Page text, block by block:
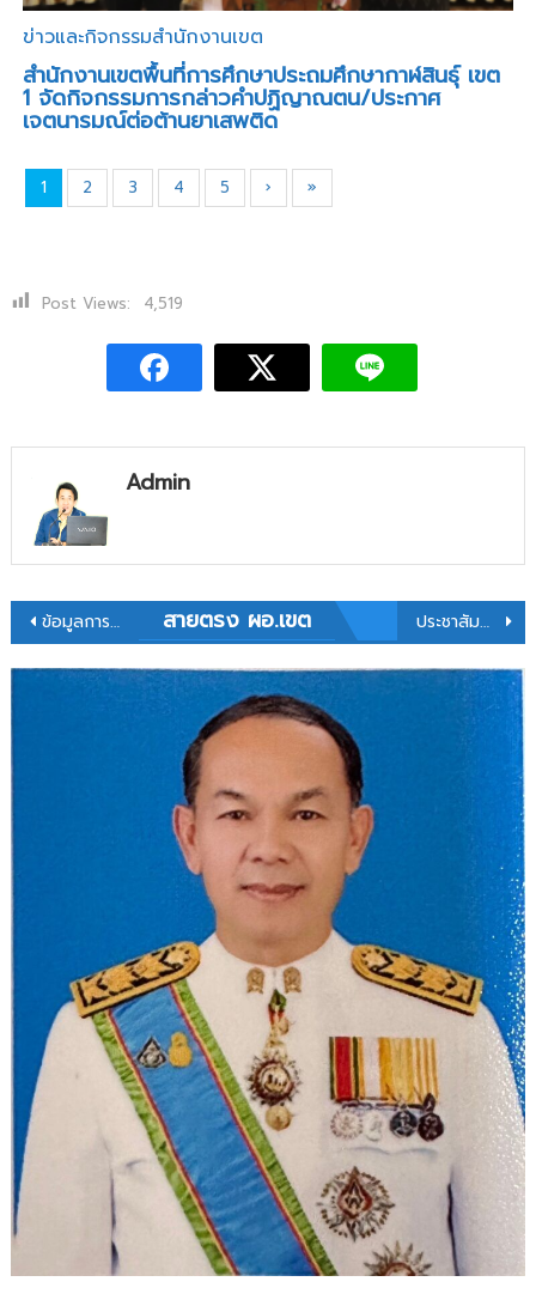
ข่าวและกิจกรรมสำนักงานเขต
สำนักงานเขตพื้นที่การศึกษาประถมศึกษากาฬสินธุ์ เขต
1 จัดกิจกรรมการกล่าวคำปฏิญาณตน/ประกาศ
เจตนารมณ์ต่อต้านยาเสพติด
1 2 3 4 5 › »
Post Views: 4,519
Admin
ข้อมูลการติดต่อ ประชาสัมพันธ์การย้ายข้าราชการครูและบุคลากรทางการศึกษา ตำแหน่ง ครู ผ่านระบบ TRS ประจำปี พ.ศ. 2568 (ครั้งที่ 2)
สายตรง ผอ.เขต